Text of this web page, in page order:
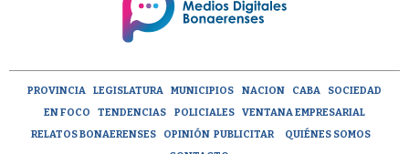
PROVINCIA LEGISLATURA MUNICIPIOS NACION CABA
SOCIEDAD
EN FOCO
TENDENCIAS POLICIALES
VENTANA EMPRESARIAL
RELATOS BONAERENSES
OPINIÓN PUBLICITAR
QUIÉNES SOMOS